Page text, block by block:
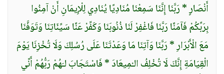
أَنْصَارٍ * رَبَّنَا إِنَّنَا سَمِعْنَا مُنَادِيًا يُنَادِي لِلْإِيمَانِ أَنْ آمِنُوا
بِرَبِّكُمْ فَآمَنَّا رَبَّنَا فَاغْفِرْ لَنَا ذُنُوبَنَا وَكَفِّرْ عَنَّا سَيِّئَاتِنَا وَتَوَفَّنَا
مَعَ الْأَبْرَارِ * رَبَّنَا وَآتِنَا مَا وَعَدْتَنَا عَلَى رُسُلِكَ وَلَا تُخْزِنَا يَوْمَ
الْقِيَامَةِ إِنَّكَ لَا تُخْلِفُ الـْمِيعَادَ * فَاسْتَجَابَ لـَهُمْ رَبُّهُمْ أَنِّي